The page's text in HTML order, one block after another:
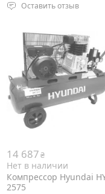
Оставить отзыв
поршневой
Мощность двигателя:
Выходная мощность: 3
Объем ресивера: 50 л
Вес: 38 кг
14 687₴
Нет в наличии
Компрессор Hyundai
2575